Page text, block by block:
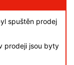
spuštěn prodej
prodeji jsou byty